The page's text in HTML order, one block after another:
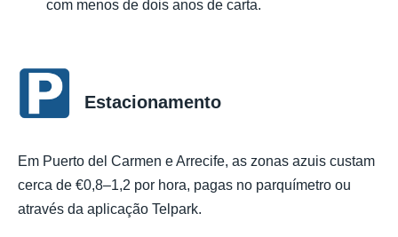
com menos de dois anos de carta.
Estacionamento
Em Puerto del Carmen e Arrecife, as zonas azuis custam
cerca de €0,8–1,2 por hora, pagas no parquímetro ou
através da aplicação Telpark.